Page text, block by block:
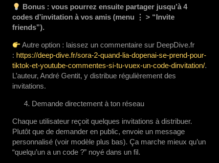
Bonus : vous pourrez ensuite partager jusqu’à 4
codes d’invitation à vos amis (menu ⋮ > “Invite
friends”).
Autre option : laissez un commentaire sur DeepDive.fr
: https://deep-dive.fr/sora-2-quand-lia-dopenai-se-prend-pour-
tiktok-et-youtube-commentes-si-tu-vuex-un-code-dinvitation/.
L’auteur, André Gentit, y distribue régulièrement des
invitations.
Demande directement à ton réseau
Chaque utilisateur reçoit quelques invitations à distribuer.
Plutôt que de demander en public, envoie un message
personnalisé (voir modèle plus bas). Ça marche mieux qu’un
“quelqu’un a un code ?” noyé dans un fil.